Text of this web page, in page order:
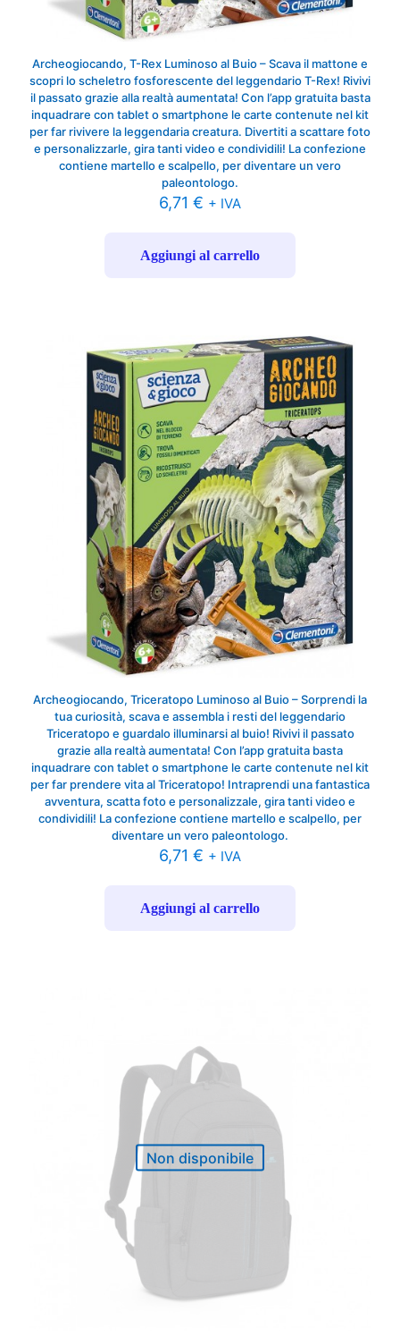
Archeogiocando, T-Rex Luminoso al Buio – Scava il mattone e
scopri lo scheletro fosforescente del leggendario T-Rex! Rivivi
il passato grazie alla realtà aumentata! Con l’app gratuita basta
inquadrare con tablet o smartphone le carte contenute nel kit
per far rivivere la leggendaria creatura. Divertiti a scattare foto
e personalizzarle, gira tanti video e condividili! La confezione
contiene martello e scalpello, per diventare un vero
paleontologo.
6,71 € + IVA
Aggiungi al carrello
Archeogiocando, Triceratopo Luminoso al Buio – Sorprendi la
tua curiosità, scava e assembla i resti del leggendario
Triceratopo e guardalo illuminarsi al buio! Rivivi il passato
grazie alla realtà aumentata! Con l’app gratuita basta
inquadrare con tablet o smartphone le carte contenute nel kit
per far prendere vita al Triceratopo! Intraprendi una fantastica
avventura, scatta foto e personalizzale, gira tanti video e
condividili! La confezione contiene martello e scalpello, per
diventare un vero paleontologo.
6,71 € + IVA
Aggiungi al carrello
Non disponibile